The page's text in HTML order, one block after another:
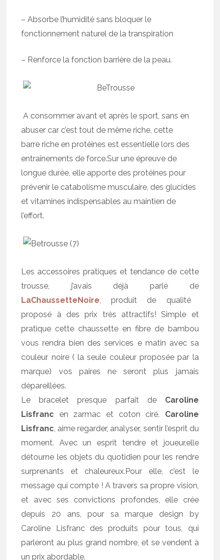
– Absorbe l’humidité sans bloquer le
fonctionnement naturel de la transpiration
– Renforce la fonction barrière de la peau.
A consommer avant et après le sport, sans en
abuser car c’est tout de même riche, cette
barre riche en protéines est essentielle lors des
entraînements de force.Sur une épreuve de
longue durée, elle apporte des protéines pour
prévenir le catabolisme musculaire, des glucides
et vitamines indispensables au maintien de
l’effort.
Les accessoires pratiques et tendance de cette
trousse, j’avais déjà parlé de
LaChaussetteNoire, produit de qualité
proposé à des prix très attractifs! Simple et
pratique cette chaussette en fibre de bambou
vous rendra bien des services e matin avec sa
couleur noire ( la seule couleur proposée par la
marque) vos paires ne seront plus jamais
dépareillées.
Le bracelet presque parfait de Caroline
Lisfranc en zarmac et coton ciré. Caroline
Lisfranc, aime regarder, analyser, sentir l’esprit du
moment. Avec un esprit tendre et joueur,elle
détourne les objets du quotidien pour les rendre
surprenants et chaleureux.Pour elle, c’est le
message qui compte ! A travers sa propre vision,
et avec ses convictions profondes, elle crée
depuis 20 ans, pour sa marque design by
Caroline Lisfranc des produits pour tous, qui
parleront au plus grand nombre, et se vendent à
un prix abordable.